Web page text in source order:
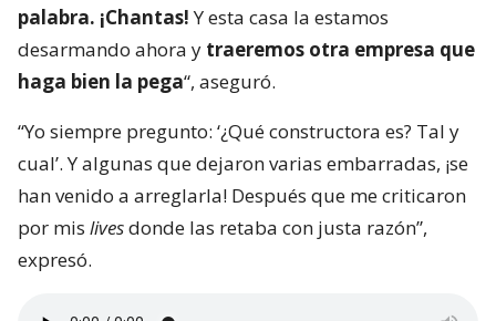
palabra. ¡Chantas!Y esta casa la estamos
desarmando ahora y traeremos otra empresa que
haga bien la pega“, aseguró.
“Yo siempre pregunto: ‘¿Qué constructora es? Tal y
cual’. Y algunas que dejaron varias embarradas, ¡se
han venido a arreglarla! Después que me criticaron
por mis livesdonde las retaba con justa razón”,
expresó.